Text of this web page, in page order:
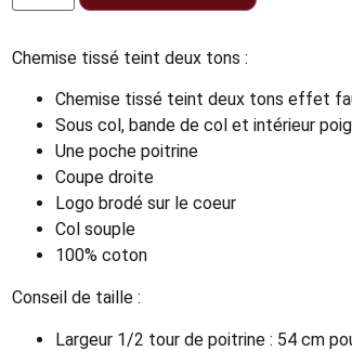
Chemise tissé teint deux tons :
Chemise tissé teint deux tons effet
Sous col, bande de col et intérieur
Une poche poitrine
Coupe droite
Logo brodé sur le coeur
Col souple
100% coton
Conseil de taille :
Largeur 1/2 tour de poitrine : 54 cm